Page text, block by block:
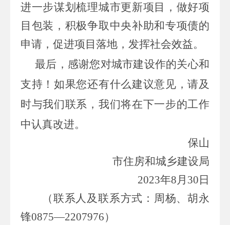
进一步谋划梳理城市更新项目，做好项
目包装，积极争取中央补助和专项债的
申请，促进项目落地，发挥社会效益。
最后，感谢您对城市建设作的关心和
支持！如果您还有什么建议意见，请及
时与我们联系，我们将在下一步的工作
中认真改进。
保山
市住房和城乡建设局
2023年8月 30 日
（联系人及联系方式：周杨、胡永
锋0875—2207976）